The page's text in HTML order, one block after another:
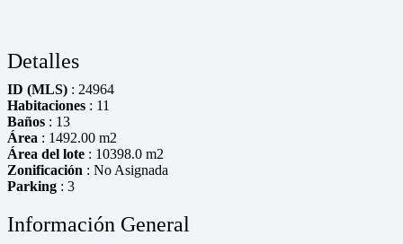
Detalles
ID (MLS) : 24964
Habitaciones : 11
Baños : 13
Área : 1492.00 m2
Área del lote : 10398.0 m2
Zonificación : No Asignada
Parking : 3
Información General